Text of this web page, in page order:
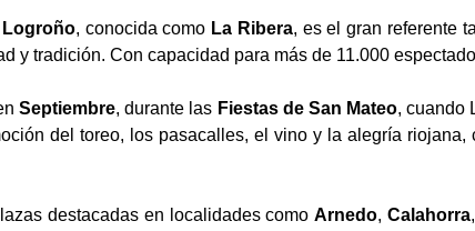
Logroño, conocida como La Ribera, es el gran referente
y tradición. Con capacidad para más de 11.000
Septiembre, durante las Fiestas de San Mateo, cuando
del toreo, los pasacalles, el vino y la alegría
destacadas en localidades comoArnedo,Calahorra,